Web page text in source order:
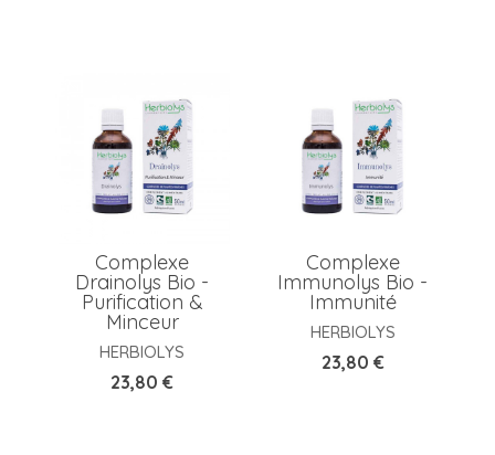
Complexe
Drainolys Bio -
Purification &
Minceur
HERBIOLYS
Prix
23,80 €
Complexe
Immunolys Bio -
Immunité
HERBIOLYS
Prix
23,80 €